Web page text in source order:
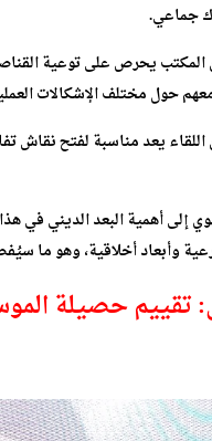
جماعي.
يحرص على توعية
حول مختلف الإشكالات
يعد مناسبة لفتح نقاش
إلى أهمية البعد الديني في
وأبعاد أخلاقية، وهو ما
تقييم حصيلة